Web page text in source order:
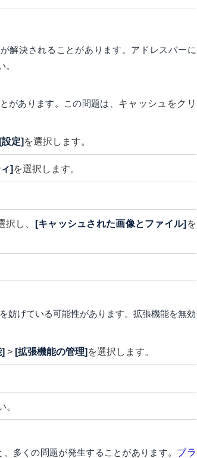
解決されることがあります。アドレスバーに
があります。この問題は、 キャッシュをクリ
[設定] を選択します。
] を選択します。
択し、 [キャッシュされた画像とファイル] を
妨げている可能性があります。拡張機能を無効
> [拡張機能の管理] を選択します。
多くの問題が発生することがあります。 ブラ